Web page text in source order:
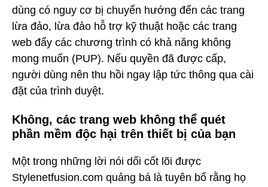
dùng có nguy cơ bị chuyển hướng đến các trang
lừa đảo, lừa đảo hỗ trợ kỹ thuật hoặc các trang
web đẩy các chương trình có khả năng không
mong muốn (PUP). Nếu quyền đã được cấp,
người dùng nên thu hồi ngay lập tức thông qua cài
đặt của trình duyệt.
Không, các trang web không thể quét
phần mềm độc hại trên thiết bị của bạn
Một trong những lời nói dối cốt lõi được
Stylenetfusion.com quảng bá là tuyên bố rằng họ